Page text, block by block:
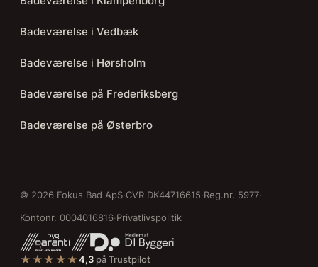
Badeværelse i Vedbæk
Badeværelse i Hørsholm
Badeværelse på Frederiksberg
Badeværelse på Østerbro
© 2026 Fokus Bad ApS·CVR DK44716615·Reg.nr. 5977·
Kontonr. 0004016816·Privatlivspolitik
★★★★★4,3 på Trustpilot